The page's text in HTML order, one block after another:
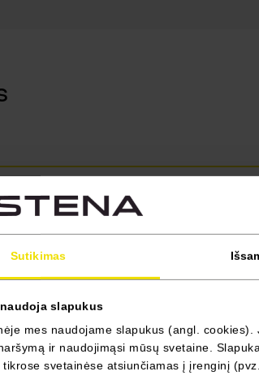
Sutikimas
slapukus
mes naudojame slapukus (angl.
ir naudojimąsi mūsų svetaine.
tikrose svetainėse atsiunčiamas į įrenginį